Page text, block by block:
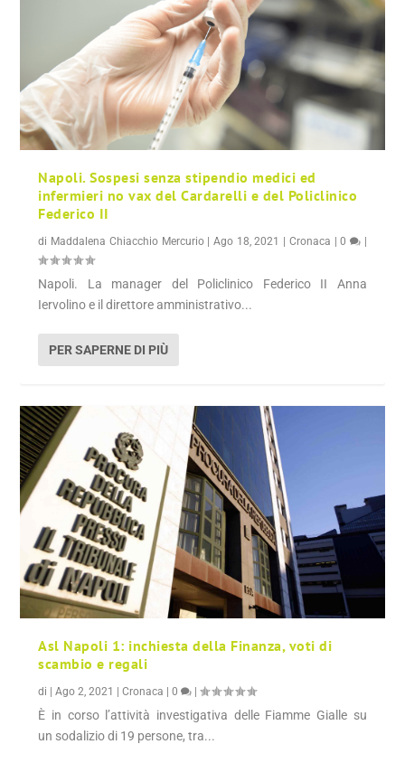
Napoli. Sospesi senza stipendio medici ed
infermieri no vax del Cardarelli e del Policlinico
Federico II
di Maddalena Chiacchio Mercurio| Ago 18, 2021 | Cronaca |0 |
Napoli. La manager del Policlinico Federico II Anna
Iervolino e il direttore amministrativo...
PER SAPERNE DI PIÙ
Asl Napoli 1: inchiesta della Finanza, voti di
scambio e regali
di |Ago 2, 2021 |Cronaca |0 |
È in corso l’attività investigativa delle Fiamme Gialle su
un sodalizio di 19 persone, tra...